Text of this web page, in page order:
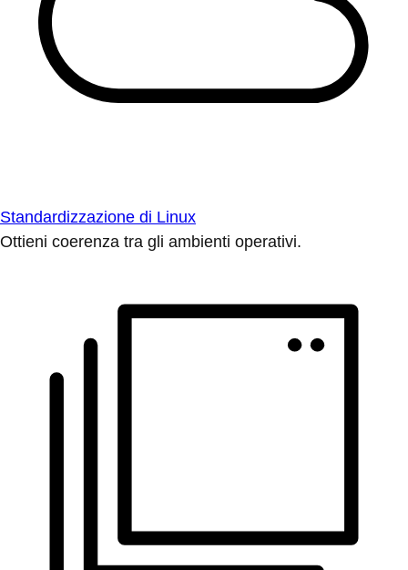
Standardizzazione di Linux
Ottieni coerenza tra gli ambienti operativi.